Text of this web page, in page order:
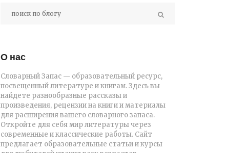
О нас
Словарный Запас — образовательный ресурс,
посвещенный литературе и книгам. Здесь вы
найдете разнообразные рассказы и
произведения, рецензии на книги и материалы
для расширения вашего словарного запаса.
Откройте для себя мир литературы через
современные и классические работы. Сайт
предлагает образовательные статьи и курсы